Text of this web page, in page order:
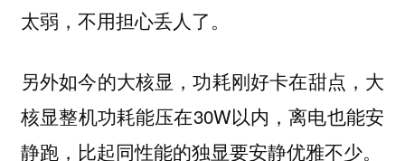
太弱，不用担心丢人了。
另外如今的大核显，功耗刚好卡在甜点，大
核显整机功耗能压在30W以内，离电也能安
静跑，比起同性能的独显要安静优雅不少。